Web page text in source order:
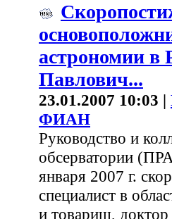
астрономии
Павлович...
23.01.2007 10:03 |
ФИАН
Руководство и
обсерватории
января 2007 г.
специалист в
и товарищ,